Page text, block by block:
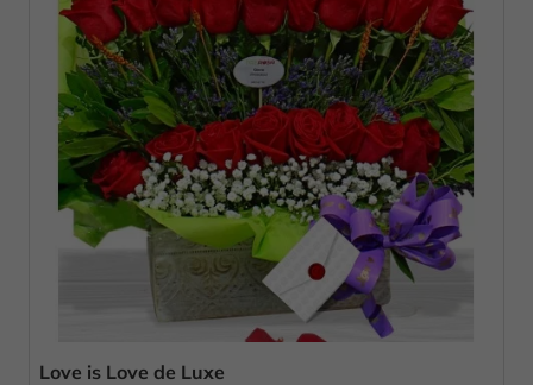
Love is Love de Luxe